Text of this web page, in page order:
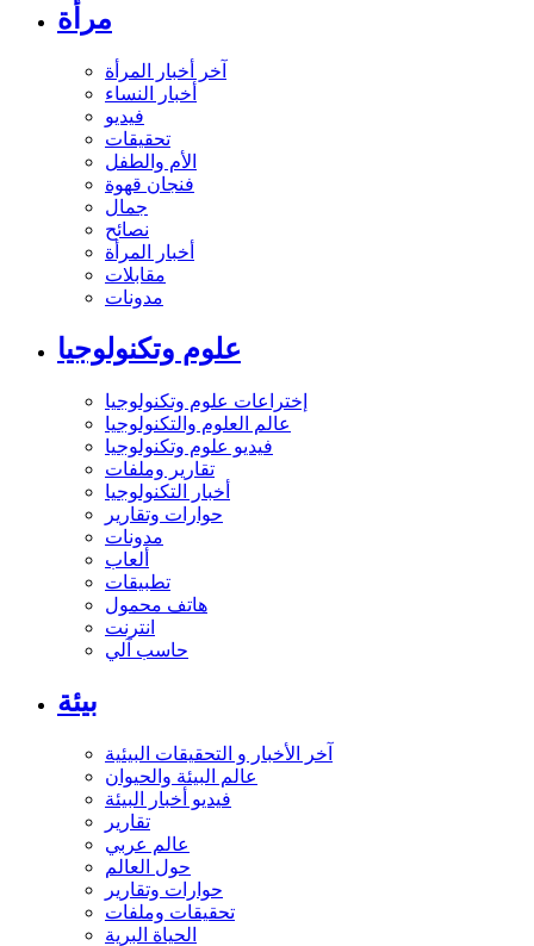
مرأة
آخر أخبار المرأة
أخبار النساء
فيديو
تحقيقات
الأم والطفل
فنجان قهوة
جمال
نصائح
أخبار المرأة
مقابلات
مدونات
علوم وتكنولوجيا
إختراعات علوم وتكنولوجيا
عالم العلوم والتكنولوجيا
فيديو علوم وتكنولوجيا
تقارير وملفات
أخبار التكنولوجيا
حوارات وتقارير
مدونات
ألعاب
تطبيقات
هاتف محمول
انترنت
حاسب آلي
بيئة
آخر الأخبار و التحقيقات البيئية
عالم البيئة والحيوان
فيديو أخبار البيئة
تقارير
عالم عربي
حول العالم
حوارات وتقارير
تحقيقات وملفات
الحياة البرية